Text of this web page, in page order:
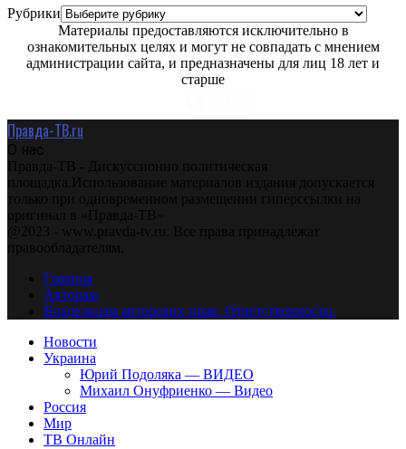
Рубрики
Материалы предоставляются исключительно в
ознакомительных целях и могут не совпадать с мнением
администрации сайта, и предназначены для лиц 18 лет и
старше
Правда-ТВ.ru
О нас
Правда-ТВ - Дискуссионно политическая
площадка.Использование материалов издания допускается
только при одновременном размещении гиперссылки на
оригинал в «Правда-ТВ»
@2023 - www.pravda-tv.ru. Все права принадлежат
правообладателям.
Главная
Авторам
Владельцам авторских прав. Ответственности.
Новости
Украина
Юрий Подоляка — ВИДЕО
Михаил Онуфриенко — Видео
Россия
Мир
ТВ Онлайн